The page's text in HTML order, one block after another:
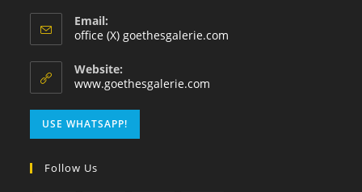
Email:
office (X) goethesgalerie.com
Website:
www.goethesgalerie.com
USE WHATSAPP!
Follow Us